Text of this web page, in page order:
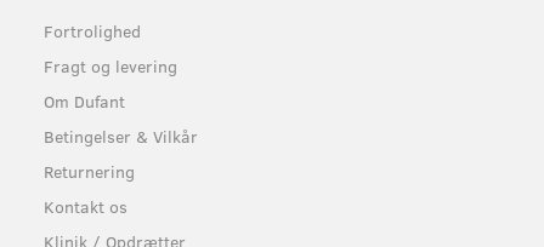
Fortrolighed
Fragt og levering
Om Dufant
Betingelser & Vilkår
Returnering
Kontakt os
Klinik / Opdrætter